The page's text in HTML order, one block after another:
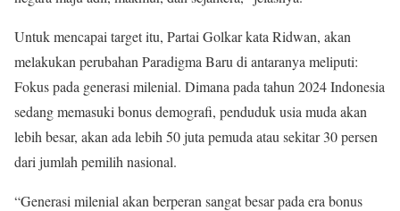
Untuk mencapai target itu, Partai Golkar kata Ridwan, akan
melakukan perubahan Paradigma Baru di antaranya meliputi:
Fokus pada generasi milenial. Dimana pada tahun 2024 Indonesia
sedang memasuki bonus demografi, penduduk usia muda akan
lebih besar, akan ada lebih 50 juta pemuda atau sekitar 30 persen
dari jumlah pemilih nasional.
“Generasi milenial akan berperan sangat besar pada era bonus